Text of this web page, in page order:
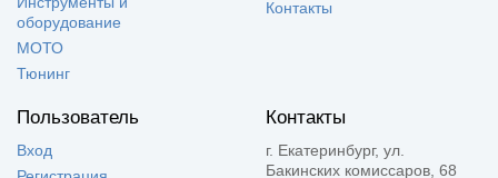
оборудование
МОТО
Тюнинг
Контакты
Пользователь
Вход
Контакты
г. Екатеринбург, ул.
Бакинских комиссаров, 68